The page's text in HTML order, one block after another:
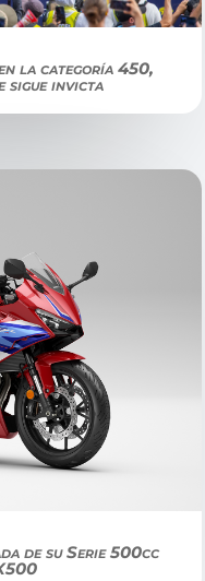
la categoría 450,
sigue invicta
de su Serie 500cc